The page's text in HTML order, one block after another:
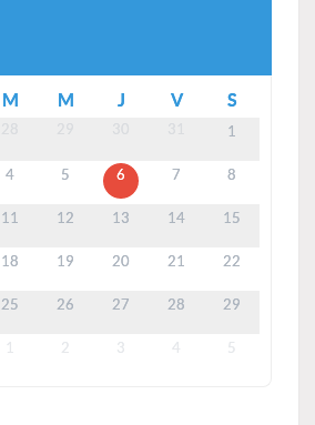
M M J V S
1
4 5 6 7 8
11 12 13 14 15
18 19 20 21 22
25 26 27 28 29
1 2 3 4 5